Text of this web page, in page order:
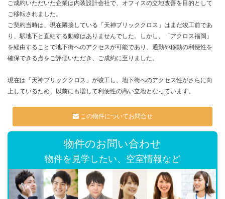
ご成約いただいた企業は内装設計会社で、オフィスの立地改善を目的として
ご移転されました。
ご契約当時は、現在隣接している「天神ブリッククロス」はまだ竣工前であ
り、駅地下と直結する動線はありませんでした。しかし、「アクロス福岡」
を経由することで地下街へのアクセスが可能であり、通勤や移動の利便性を
確保できる点をご評価いただき、ご成約に至りました。
現在は「天神ブリッククロス」が竣工し、地下街へのアクセス性がさらに向
上しているため、以前にも増して利便性の高い立地となっています。
この物件についてお問合せ
物件のお問い合わせ
物件を見学したい、空室情報など